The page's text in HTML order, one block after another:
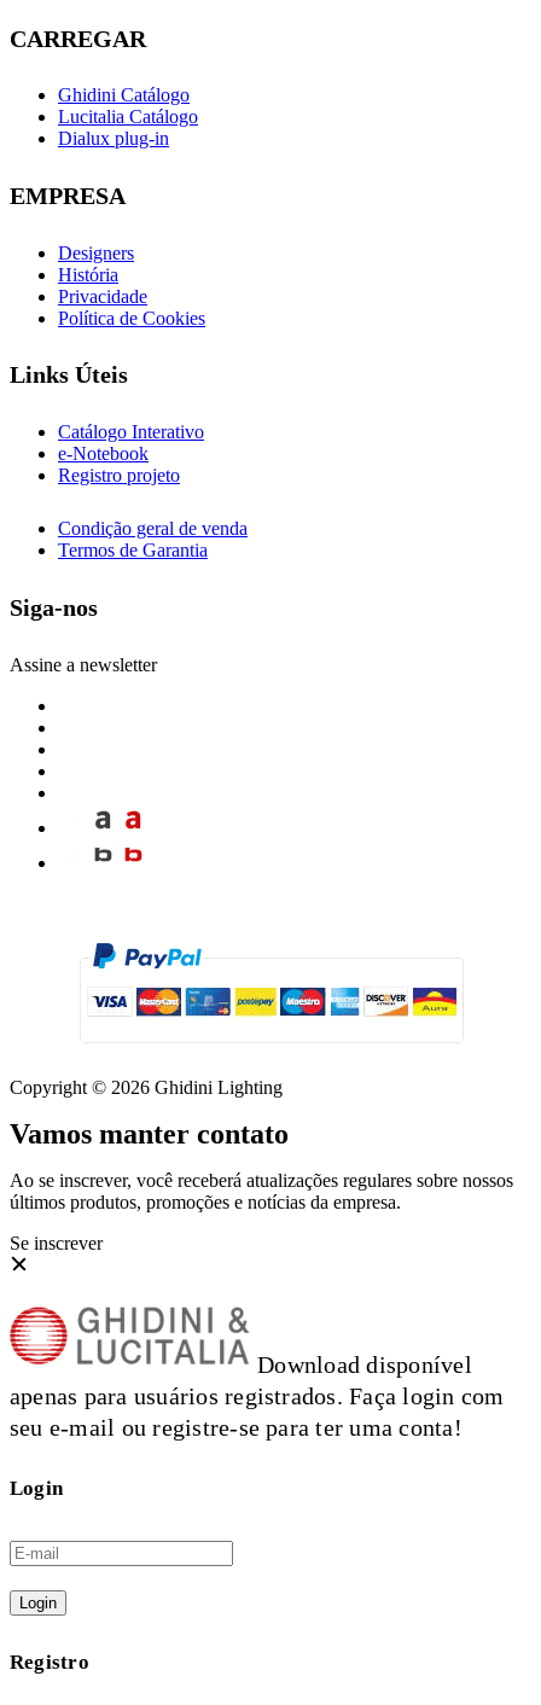
CARREGAR
Ghidini Catálogo
Lucitalia Catálogo
Dialux plug-in
EMPRESA
Designers
História
Privacidade
Política de Cookies
Links Úteis
Catálogo Interativo
e-Notebook
Registro projeto
Condição geral de venda
Termos de Garantia
Siga-nos
Assine a newsletter
Copyright © 2026 Ghidini Lighting
Vamos manter contato
Ao se inscrever, você receberá atualizações regulares sobre nossos
últimos produtos, promoções e notícias da empresa.
Se inscrever
Download disponível
apenas para usuários registrados. Faça login com
seu e-mail ou registre-se para ter uma conta!
Login
Login
Registro